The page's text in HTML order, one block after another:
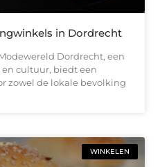
in Dordrecht
Dordrecht, een
cultuur, biedt een
zowel de lokale bevolking
WINKELEN